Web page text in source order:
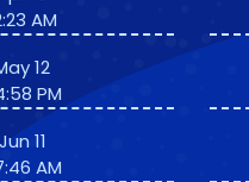
AM
12
PM
Jun 11
AM